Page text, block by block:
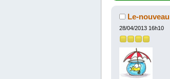
Le-nouveau
28/04/2013 16h10